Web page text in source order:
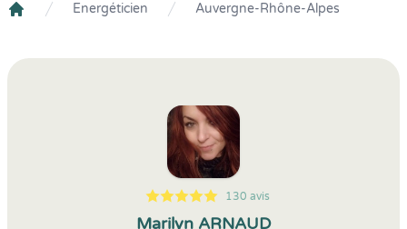
Energéticien Auvergne-Rhône-Alpes
5
1
5
130 130 avis
Marilyn ARNAUD